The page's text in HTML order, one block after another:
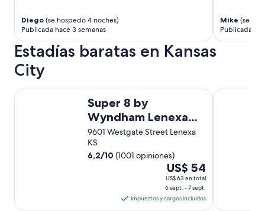
Diego (se hospedó 4 noches)
Publicada hace 3 semanas
Mike (se
Publicada
Estadías baratas en Kansas
City
Super 8 by
Wyndham Lenexa
Overland Park/Mall
Area
9601 Westgate Street Lenexa
KS
6,2/10 (1001 opiniones)
Del
6
sept
al
US$ 54
US$ 63 en total
6 sept. - 7 sept.
impuestos y cargos incluidos
Super 8 by Wyndham Lenexa Overland Park/Mall Area
Baymont